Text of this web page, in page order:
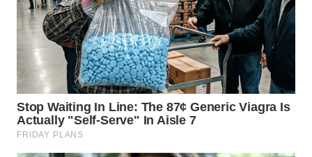
WN
KALTENG
KALTARA
WN
KALSEL